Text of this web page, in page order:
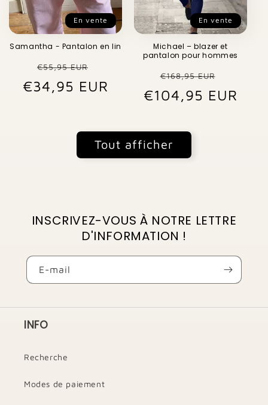
En vente
Samantha - Pantalon en lin
Prix
habituel
€55,95 EUR
promotionnel
€34,95 EUR
En vente
Michael – blazer et
pantalon pour hommes
Prix
habituel
€168,95 EUR
€104,95 EUR
Tout afficher
INSCRIVEZ-VOUS À NOTRE LETTRE
D'INFORMATION !
E-mail
INFO
Recherche
Modes de paiement